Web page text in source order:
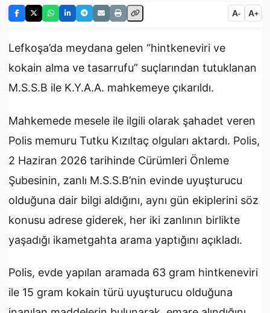
A- A+
Lefkoşa’da meydana gelen “hintkeneviri ve
kokain alma ve tasarrufu” suçlarından tutuklanan
M.S.S.B ile K.Y.A.A. mahkemeye çıkarıldı.
Mahkemede mesele ile ilgili olarak şahadet veren
Polis memuru Tutku Kızıltaç olguları aktardı. Polis,
2 Haziran 2026 tarihinde Cürümleri Önleme
Şubesinin, zanlı M.S.S.B’nin evinde uyuşturucu
olduğuna dair bilgi aldığını, aynı gün ekiplerini söz
konusu adrese giderek, her iki zanlının birlikte
yaşadığı ikametgahta arama yaptığını açıkladı.
Polis, evde yapılan aramada 63 gram hintkeneviri
ile 15 gram kokain türü uyuşturucu olduğuna